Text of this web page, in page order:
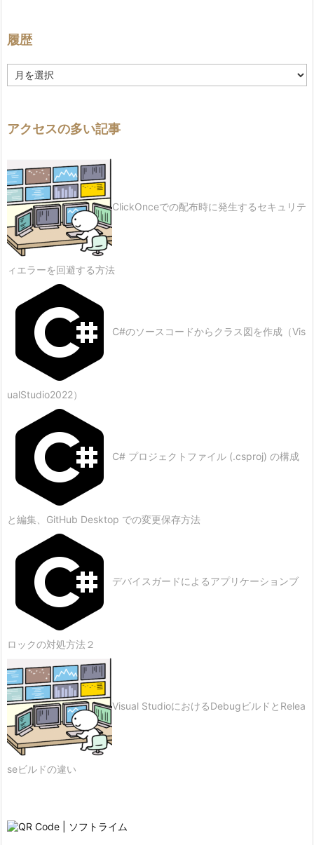
履歴
歴
アクセスの多い記事
ClickOnceでの配布時に発生するセキュリテ
ィエラーを回避する方法
C#のソースコードからクラス図を作成（Vis
ualStudio2022）
C# プロジェクトファイル (.csproj) の構成
と編集、GitHub Desktop での変更保存方法
デバイスガードによるアプリケーションブ
ロックの対処方法２
Visual StudioにおけるDebugビルドとRelea
seビルドの違い